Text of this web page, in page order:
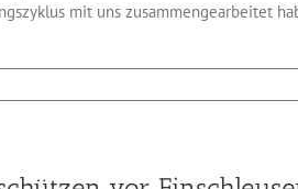
mit uns zusammengearbeitet